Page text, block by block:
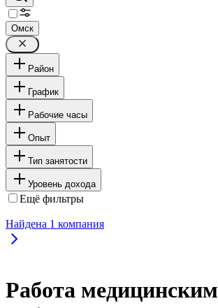
Омск
Район
График
Рабочие часы
Опыт
Тип занятости
Уровень дохода
Ещё фильтры
Найдена 1 компания
Работа медицинским